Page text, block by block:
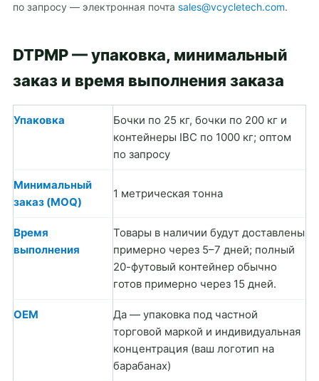
по запросу — электронная почта sales@vcycletech.com.
DTPMP — упаковка, минимальный
заказ и время выполнения заказа
Упаковка
Бочки по 25 кг, бочки по 200 кг и
контейнеры IBC по 1000 кг; оптом
по запросу
Минимальный
заказ (MOQ)
1 метрическая тонна
Время
выполнения
Товары в наличии будут доставлены
примерно через 5–7 дней; полный
20-футовый контейнер обычно
готов примерно через 15 дней.
OEM
Да — упаковка под частной
торговой маркой и индивидуальная
концентрация (ваш логотип на
барабанах)